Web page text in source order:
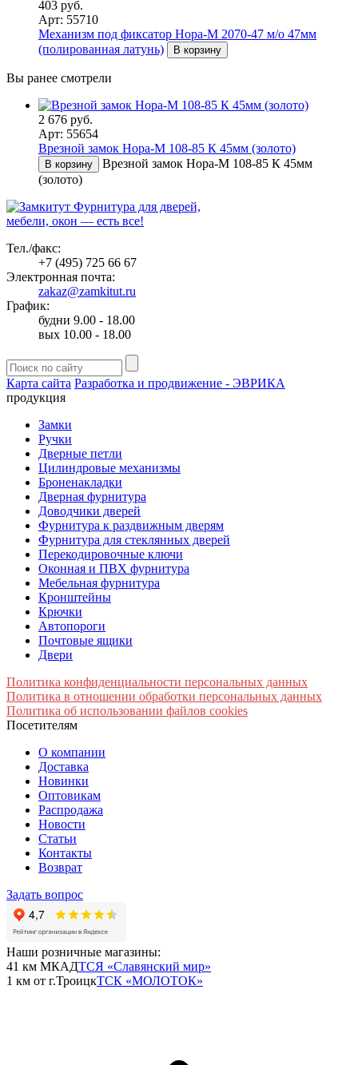
403 руб.
Арт: 55710
Механизм под фиксатор Нора-М 2070-47 м/о 47мм
(полированная латунь)
В корзину
Вы ранее смотрели
2 676 руб.
Арт: 55654
Врезной замок Нора-М 108-85 К 45мм (золото)
В корзину
Врезной замок Нора-М 108-85 К 45мм
(золото)
Фурнитура для дверей,
мебели, окон — есть все!
Тел./факс:
+7 (495) 725 66 67
Электронная почта:
zakaz@zamkitut.ru
График:
будни 9.00 - 18.00
вых 10.00 - 18.00
Карта сайта Разработка и продвижение - ЭВРИКА
продукция
Замки
Ручки
Дверные петли
Цилиндровые механизмы
Броненакладки
Дверная фурнитура
Доводчики дверей
Фурнитура к раздвижным дверям
Фурнитура для стеклянных дверей
Перекодировочные ключи
Оконная и ПВХ фурнитура
Мебельная фурнитура
Кронштейны
Крючки
Автопороги
Почтовые ящики
Двери
Политика конфиденциальности персональных данных
Политика в отношении обработки персональных данных
Политика об использовании файлов cookies
Посетителям
О компании
Доставка
Новинки
Оптовикам
Распродажа
Новости
Статьи
Контакты
Возврат
Задать вопрос
Наши розничные магазины:
41 км МКАДТСЯ «Славянский мир»
1 км от г.ТроицкТСК «МОЛОТОК»